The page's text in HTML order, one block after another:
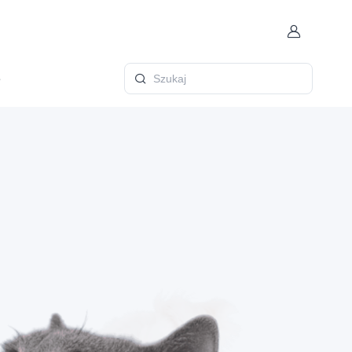
Konto
Szukaj